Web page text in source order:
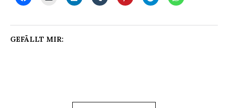
GEFÄLLT MIR: